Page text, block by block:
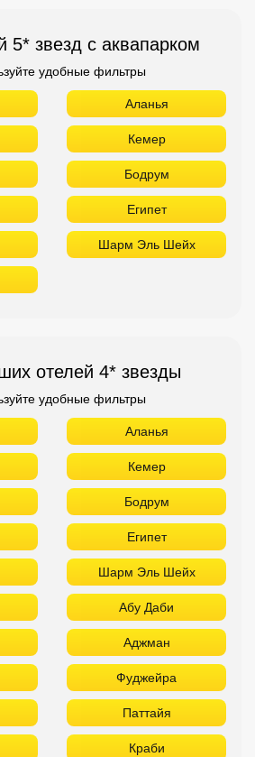
5* звезд с аквапарком
удобные фильтры
Аланья
Кемер
Бодрум
Египет
Шарм Эль Шейх
отелей 4* звезды
удобные фильтры
Аланья
Кемер
Бодрум
Египет
Шарм Эль Шейх
Абу Даби
Аджман
Фуджейра
Паттайя
Краби